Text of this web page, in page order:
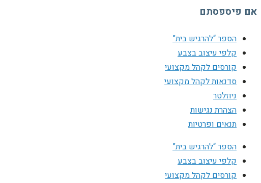
אם פיספסתם
הספר “להרגיש בית”
קלפי עיצוב בצבע
קורסים לקהל מקצועי
סדנאות לקהל מקצועי
ניוזלטר
הצהרת נגישות
תנאים ופרטיות
הספר “להרגיש בית”
קלפי עיצוב בצבע
קורסים לקהל מקצועי